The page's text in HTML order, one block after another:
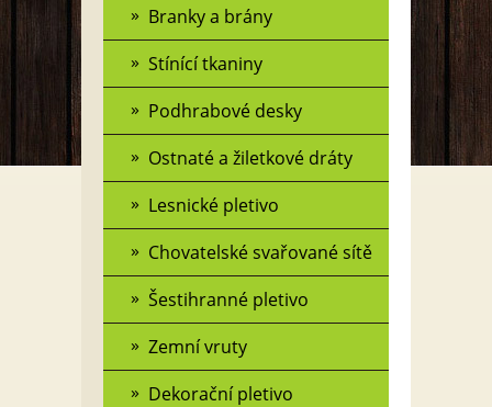
Branky a brány
Stínící tkaniny
Podhrabové desky
Ostnaté a žiletkové dráty
Lesnické pletivo
Chovatelské svařované sítě
Šestihranné pletivo
Zemní vruty
Dekorační pletivo